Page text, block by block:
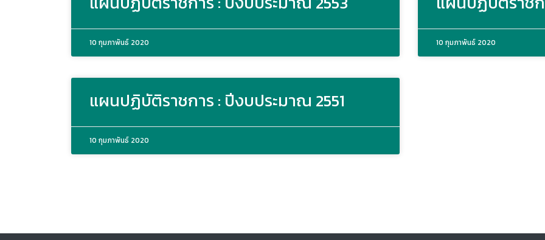
10 กุมภาพันธ์ 2020 10 กุมภาพันธ์ 2020
แผนปฏิบัติราชการ : ปีงบประมาณ 2551
10 กุมภาพันธ์ 2020